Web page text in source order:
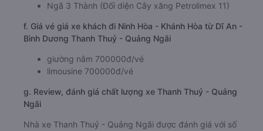
Ngã 3 Thành (Đối diện Cây xăng Petrolimex 11)
f. Giá vé giá xe khách đi Ninh Hòa - Khánh Hòa từ Dĩ An -
Bình Dương Thanh Thuỷ - Quảng Ngãi
giường nằm 700000đ/vé
limousine 700000đ/vé
g. Review, đánh giá chất lượng xe Thanh Thuỷ - Quảng
Ngãi
Nhà xe Thanh Thuỷ - Quảng Ngãi được đánh giá với số